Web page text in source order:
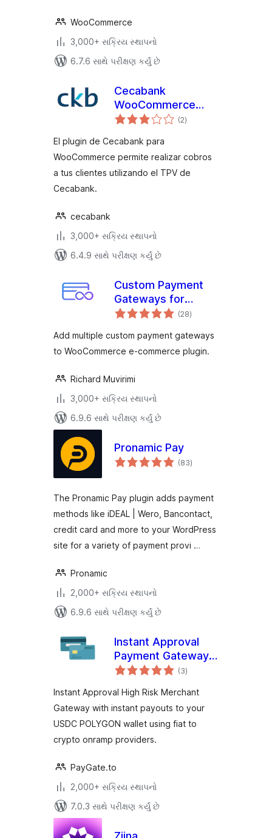
WooCommerce
3,000+ સક્રિય સ્થાપનો
6.7.6 સાથે પરીક્ષણ કર્યું છે
Cecabank
WooCommerce
Plugin
(2કુલ
રેટિંગ્સ
)
El plugin de Cecabank para
WooCommerce permite realizar cobros
a tus clientes utilizando el TPV de
Cecabank.
cecabank
3,000+ સક્રિય સ્થાપનો
6.4.9 સાથે પરીક્ષણ કર્યું છે
Custom Payment
Gateways for
WooCommerce
(28કુલ
રેટિંગ્સ
)
Add multiple custom payment gateways
to WooCommerce e-commerce plugin.
Richard Muvirimi
3,000+ સક્રિય સ્થાપનો
6.9.6 સાથે પરીક્ષણ કર્યું છે
Pronamic Pay
(83કુલ
રેટિંગ્સ
)
The Pronamic Pay plugin adds payment
methods like iDEAL | Wero, Bancontact,
credit card and more to your WordPress
site for a variety of payment provi …
Pronamic
2,000+ સક્રિય સ્થાપનો
6.9.6 સાથે પરીક્ષણ કર્યું છે
Instant Approval
Payment Gateway
with Instant (3કુલ
રેટિંગ્સ
)
Instant Approval High Risk Merchant
Gateway with instant payouts to your
USDC POLYGON wallet using fiat to
crypto onramp providers.
PayGate.to
2,000+ સક્રિય સ્થાપનો
7.0.3 સાથે પરીક્ષણ કર્યું છે